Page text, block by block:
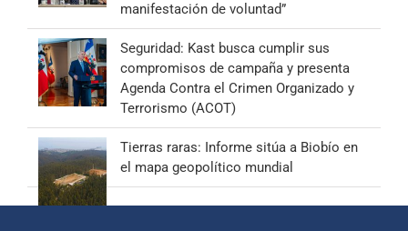
manifestación de voluntad”
Seguridad: Kast busca cumplir sus
compromisos de campaña y presenta
Agenda Contra el Crimen Organizado y
Terrorismo (ACOT)
Tierras raras: Informe sitúa a Biobío en
el mapa geopolítico mundial